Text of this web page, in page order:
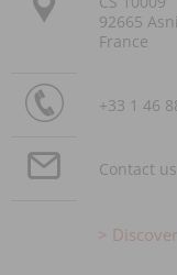
92665
France
+33 1 46
Contact us